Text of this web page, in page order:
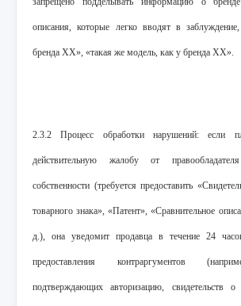
описания, которые легко вводят в
бренда XX», «такая же модель, как у бренда XX».
2.3.2 Процесс обработки нарушений: если
действительную жалобу от правообладателя
собственности (требуется предоставить
товарного знака», «Патент», «Сравнительное
д.), она уведомит продавца в течение 24
предоставления контраргументов
подтверждающих авторизацию, свидетельств о